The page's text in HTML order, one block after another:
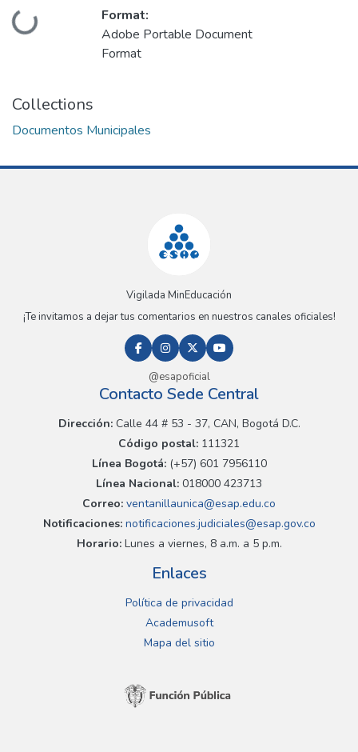
Loading...
Format:
Adobe Portable Document
Format
Collections
Documentos Municipales
Vigilada MinEducación
¡Te invitamos a dejar tus comentarios en nuestros canales oficiales!
@esapoficial
Contacto Sede Central
Dirección:Calle 44 # 53 - 37, CAN, Bogotá D.C.
Código postal: 111321
Línea Bogotá:(+57) 601 7956110
Línea Nacional: 018000 423713
Correo: ventanillaunica@esap.edu.co
Notificaciones:notificaciones.judiciales@esap.gov.co
Horario:Lunes a viernes, 8 a.m. a 5 p.m.
Enlaces
Política de privacidad
Academusoft
Mapa del sitio